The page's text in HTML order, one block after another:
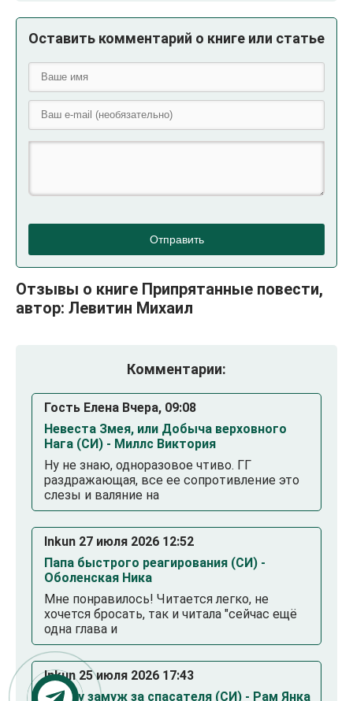
Оставить комментарий о книге или статье
Отправить
Отзывы о книге Припрятанные повести,
автор: Левитин Михаил
Комментарии:
Гость Елена Вчера, 09:08
Невеста Змея, или Добыча верховного
Нага (СИ) - Миллс Виктория
Ну не знаю, одноразовое чтиво. ГГ
раздражающая, все ее сопротивление это
слезы и валяние на
Inkun 27 июля 2026 12:52
Папа быстрого реагирования (СИ) -
Оболенская Ника
Мне понравилось! Читается легко, не
хочется бросать, так и читала "сейчас ещё
одна глава и
Inkun 25 июля 2026 17:43
Выйду замуж за спасателя (СИ) - Рам Янка